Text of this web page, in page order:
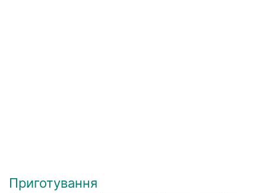
Приготування